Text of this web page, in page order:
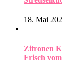
18. Mai
Zitronen
Frisch